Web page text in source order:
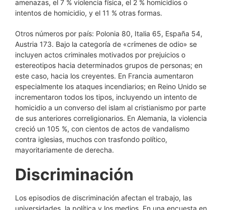
amenazas, el 7 % violencia física, el 2 % homicidios o
intentos de homicidio, y el 11 % otras formas.
Otros números por país: Polonia 80, Italia 65, España 54,
Austria 173. Bajo la categoría de «crímenes de odio» se
incluyen actos criminales motivados por prejuicios o
estereotipos hacia determinados grupos de personas; en
este caso, hacia los creyentes. En Francia aumentaron
especialmente los ataques incendiarios; en Reino Unido se
incrementaron todos los tipos, incluyendo un intento de
homicidio a un converso del islam al cristianismo por parte
de sus anteriores correligionarios. En Alemania, la violencia
creció un 105 %, con cientos de actos de vandalismo
contra iglesias, muchos con trasfondo político,
mayoritariamente de derecha.
Discriminación
Los episodios de discriminación afectan el trabajo, las
universidades, la política y los medios. En una encuesta en